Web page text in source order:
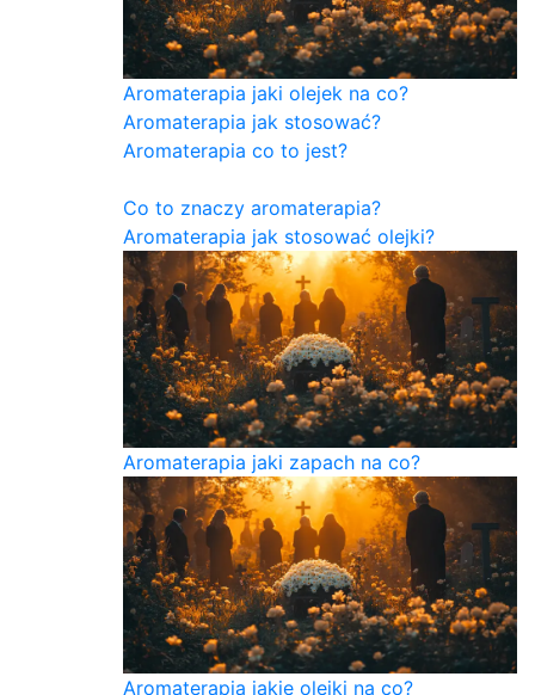
Aromaterapia jaki olejek na co?
Aromaterapia jak stosować?
Aromaterapia co to jest?
Co to znaczy aromaterapia?
Aromaterapia jak stosować olejki?
Aromaterapia jaki zapach na co?
Aromaterapia jakie olejki na co?